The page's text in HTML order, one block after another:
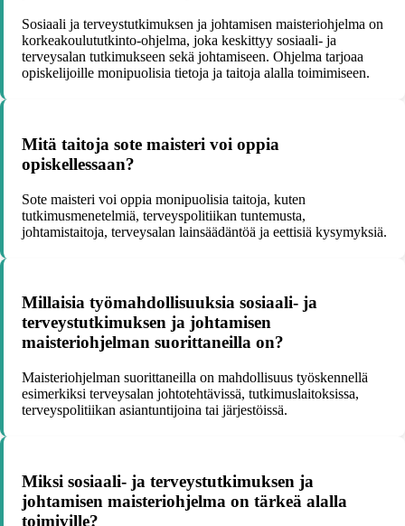
Sosiaali ja terveystutkimuksen ja johtamisen maisteriohjelma on
korkeakoulututkinto-ohjelma, joka keskittyy sosiaali- ja
terveysalan tutkimukseen sekä johtamiseen. Ohjelma tarjoaa
opiskelijoille monipuolisia tietoja ja taitoja alalla toimimiseen.
Mitä taitoja sote maisteri voi oppia
opiskellessaan?
Sote maisteri voi oppia monipuolisia taitoja, kuten
tutkimusmenetelmiä, terveyspolitiikan tuntemusta,
johtamistaitoja, terveysalan lainsäädäntöä ja eettisiä kysymyksiä.
Millaisia työmahdollisuuksia sosiaali- ja
terveystutkimuksen ja johtamisen
maisteriohjelman suorittaneilla on?
Maisteriohjelman suorittaneilla on mahdollisuus työskennellä
esimerkiksi terveysalan johtotehtävissä, tutkimuslaitoksissa,
terveyspolitiikan asiantuntijoina tai järjestöissä.
Miksi sosiaali- ja terveystutkimuksen ja
johtamisen maisteriohjelma on tärkeä alalla
toimiville?